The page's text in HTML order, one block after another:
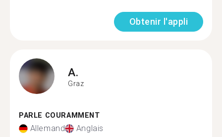
Obtenir l'appli
A.
Graz
PARLE COURAMMENT
Allemand Anglais